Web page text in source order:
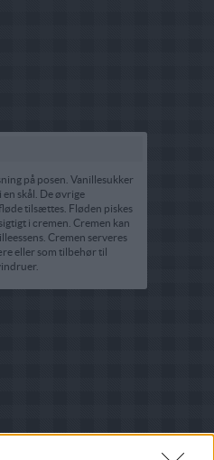
på posen. Vanillesukker
skål. De øvrige
tilsættes. Fløden piskes
i cremen. Cremen kan
Cremen serveres
eller som tilbehør til